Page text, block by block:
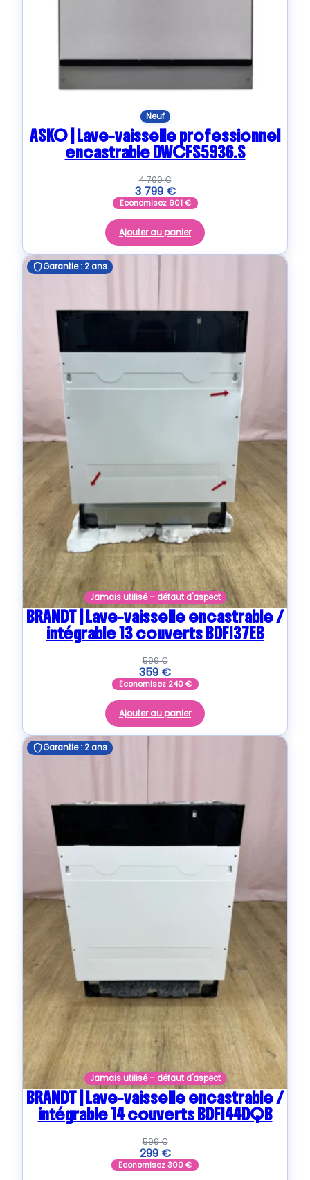
Neuf
ASKO | Lave-vaisselle professionnel
encastrable DWCFS5936.S
4 700€
3 799 €
Economisez 901€
Ajouter au panier
Garantie : 2 ans
Jamais utilisé – défaut d'aspect
BRANDT | Lave-vaisselle encastrable /
intégrable 13 couverts BDFI37EB
599€
359 €
Economisez 240€
Ajouter au panier
Garantie : 2 ans
Jamais utilisé – défaut d'aspect
BRANDT | Lave-vaisselle encastrable /
intégrable 14 couverts BDFI44DQB
599€
299 €
Economisez300€